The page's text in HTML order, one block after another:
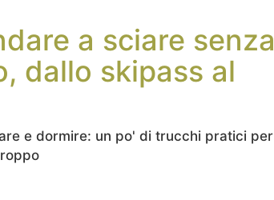
a sciare senza
dallo skipass al
e dormire: un po' di trucchi pratici per